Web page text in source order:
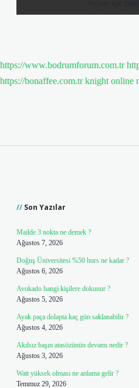
https://www.bodrumforum.com.tr
https://bonaffee.com.tr knight online
Son Yazılar
Mailde 3 nokta ne demek ?
Ağustos 7, 2026
Doğuş Üniversitesi %50 burs ne kadar ?
Ağustos 6, 2026
Avokado hangi kişilere dokunur ?
Ağustos 5, 2026
Ayak paça dolapta kaç gün saklanabilir ?
Ağustos 4, 2026
Akılsız başın atasözünün devamı nedir ?
Ağustos 3, 2026
Watt yüksek olması ne anlama gelir ?
Temmuz 29, 2026